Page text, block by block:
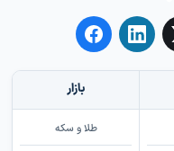
بازار
طلا و سکه